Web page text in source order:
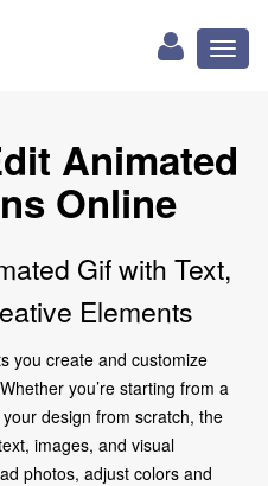
Animated
Online
Gif with Text,
Elements
you create and customize
you’re starting from a
design from scratch, the
images, and visual
photos, adjust colors and